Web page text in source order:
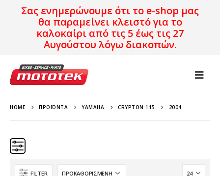
Σας ενημερώνουμε ότι το e-shop μας
θα παραμείνει κλειστό για το
καλοκαίρι από τις 5 έως τις 27
Αυγούστου λόγω διακοπών.
HOME ΠΡΟΪΌΝΤΑ YAMAHA CRYPTON 115 2004
FILTER